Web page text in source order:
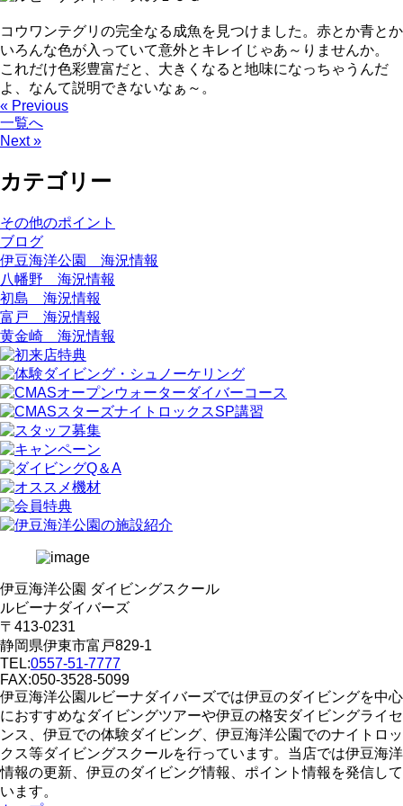
コウワンテグリの完全なる成魚を見つけました。赤とか青とか
いろんな色が入っていて意外とキレイじゃあ～りませんか。
これだけ色彩豊富だと、大きくなると地味になっちゃうんだ
よ、なんて説明できないなぁ～。
« Previous
一覧へ
Next »
カテゴリー
その他のポイント
ブログ
伊豆海洋公園 海況情報
八幡野 海況情報
初島 海況情報
富戸 海況情報
黄金崎 海況情報
伊豆海洋公園 ダイビングスクール
ルビーナダイバーズ
〒413-0231
静岡県伊東市富戸829-1
TEL:0557-51-7777
FAX:050-3528-5099
伊豆海洋公園ルビーナダイバーズでは伊豆のダイビングを中心
におすすめなダイビングツアーや伊豆の格安ダイビングライセ
ンス、伊豆での体験ダイビング、伊豆海洋公園でのナイトロッ
クス等ダイビングスクールを行っています。当店では伊豆海洋
情報の更新、伊豆のダイビング情報、ポイント情報を発信して
います。